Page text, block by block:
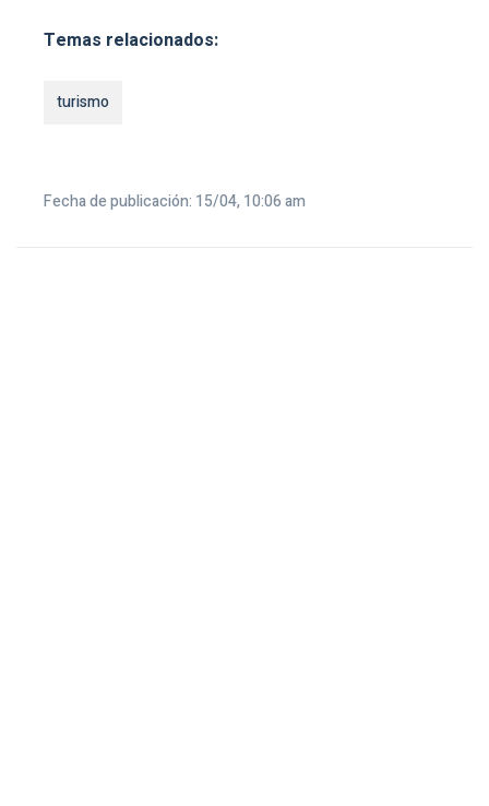
Temas relacionados:
turismo
Fecha de publicación: 15/04, 10:06 am